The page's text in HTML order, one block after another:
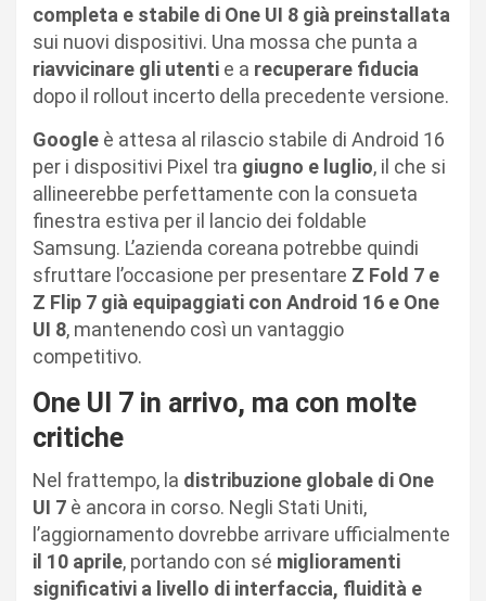
completa e stabile di One UI 8 già preinstallata
sui nuovi dispositivi. Una mossa che punta a
riavvicinare gli utenti e a recuperare fiducia
dopo il rollout incerto della precedente versione.
Google è attesa al rilascio stabile di Android 16
per i dispositivi Pixel tra giugno e luglio, il che si
allineerebbe perfettamente con la consueta
finestra estiva per il lancio dei foldable
Samsung. L’azienda coreana potrebbe quindi
sfruttare l’occasione per presentare Z Fold 7 e
Z Flip 7 già equipaggiati con Android 16 e One
UI 8, mantenendo così un vantaggio
competitivo.
One UI 7 in arrivo, ma con molte
critiche
Nel frattempo, la distribuzione globale di One
UI 7 è ancora in corso. Negli Stati Uniti,
l’aggiornamento dovrebbe arrivare ufficialmente
il 10 aprile, portando con sé miglioramenti
significativi a livello di interfaccia, fluidità e